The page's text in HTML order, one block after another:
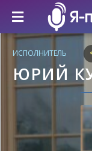
ИСПОЛНИТЕЛЬ
ЮРИЙ